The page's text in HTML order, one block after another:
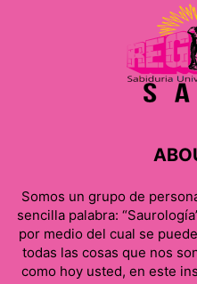
Somos un grupo de
sencilla palabra:
por medio del cual se
todas las cosas que nos
como hoy usted, en este